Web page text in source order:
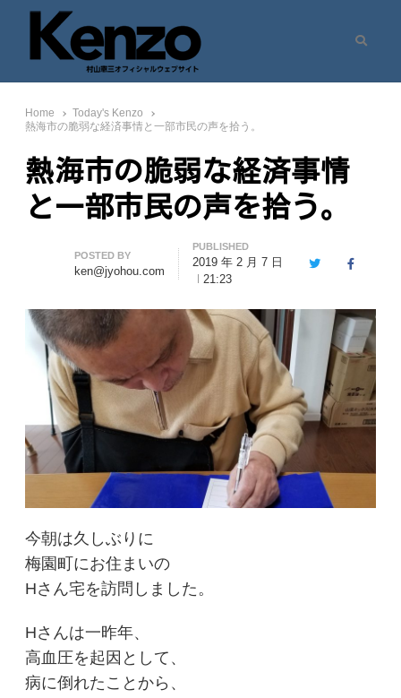
七転八起 – 村山憲三 Official Site
村山憲三ウェブサイト
Home
Today's Kenzo
熱海市の脆弱な経済事情と一部市民の声を拾う。
熱海市の脆弱な経済事情
と一部市民の声を拾う。
Author
POSTED BY
ken@jyohou.com
PUBLISHED
2019 年 2 月 7 日
21:23
TwitterFacebook
今朝は久しぶりに
梅園町にお住まいの
Hさん宅を訪問しました。
Hさんは一昨年、
高血圧を起因として、
病に倒れたことから、